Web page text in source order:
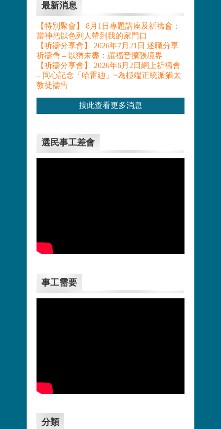
最新消息
【特別聚會】 8月1日專題講座及祈禱會：
當神把以色列人帶到我的家門口
【祈禱分享會】 2026年7月21日 述職分享
祈禱會 – 以猶未盡：讓福音擴張境界
【祈禱分享會】 2026年6月2日網上祈禱會
– 同心記念「哈雷廸」~為極端正統派猶太
教徒禱告
按此查看更多消息
選民事工差會
事工需要
分類